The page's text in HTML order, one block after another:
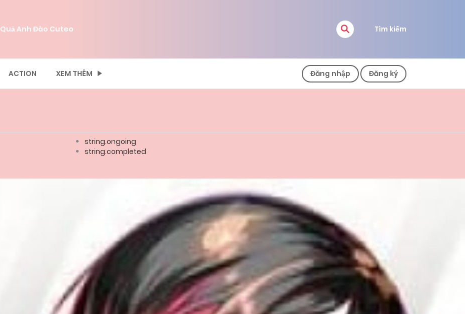
Quả Anh Đào Cuteo Tìm kiếm
ACTION XEM THÊM Đăng nhập Đăng ký
string.ongoing
string.completed